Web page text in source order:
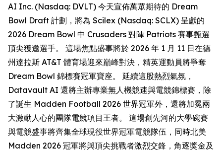
AI Inc. (Nasdaq: DVLT) 今天宣佈萬眾期待的 Dream
Bowl Draft 計劃，將為 Scilex (Nasdaq: SCLX) 呈獻的
2026 Dream Bowl 中 Crusaders 對陣 Patriots 賽事甄選
頂尖獲邀選手。 這場焦點盛事將於 2026 年 1 月 11 日在德
州達拉斯 AT&T 體育場迎來巔峰對決，精英運動員將爭奪
Dream Bowl 錦標賽冠軍寶座。 延續這股熱烈氣氛，
Datavault AI 還將主辦專業無人機競速與電競錦標賽，除
了誕生 Madden Football 2026 世界冠軍外，還將加冕兩
大激動人心的團隊電競項目王者。 這場創先河的大學碗賽
與電競盛事將齊集全球現役世界冠軍電競隊伍，同時北美
Madden 2026 冠軍將與頂尖挑戰者激烈交鋒，角逐獎金及